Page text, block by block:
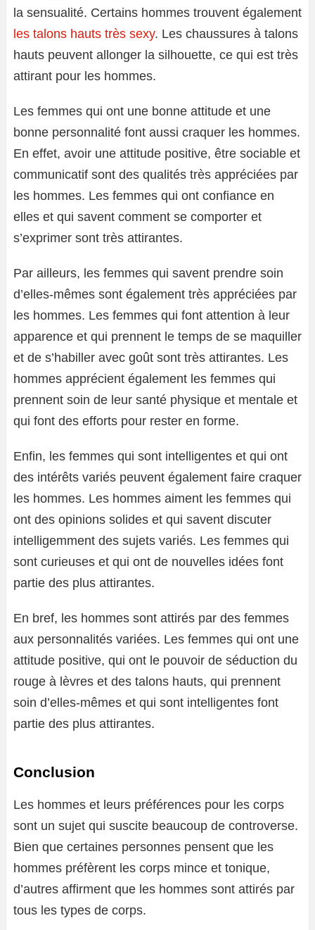
la sensualité. Certains hommes trouvent également
les talons hauts très sexy. Les chaussures à talons
hauts peuvent allonger la silhouette, ce qui est très
attirant pour les hommes.
Les femmes qui ont une bonne attitude et une
bonne personnalité font aussi craquer les hommes.
En effet, avoir une attitude positive, être sociable et
communicatif sont des qualités très appréciées par
les hommes. Les femmes qui ont confiance en
elles et qui savent comment se comporter et
s’exprimer sont très attirantes.
Par ailleurs, les femmes qui savent prendre soin
d’elles-mêmes sont également très appréciées par
les hommes. Les femmes qui font attention à leur
apparence et qui prennent le temps de se maquiller
et de s’habiller avec goût sont très attirantes. Les
hommes apprécient également les femmes qui
prennent soin de leur santé physique et mentale et
qui font des efforts pour rester en forme.
Enfin, les femmes qui sont intelligentes et qui ont
des intérêts variés peuvent également faire craquer
les hommes. Les hommes aiment les femmes qui
ont des opinions solides et qui savent discuter
intelligemment des sujets variés. Les femmes qui
sont curieuses et qui ont de nouvelles idées font
partie des plus attirantes.
En bref, les hommes sont attirés par des femmes
aux personnalités variées. Les femmes qui ont une
attitude positive, qui ont le pouvoir de séduction du
rouge à lèvres et des talons hauts, qui prennent
soin d’elles-mêmes et qui sont intelligentes font
partie des plus attirantes.
Conclusion
Les hommes et leurs préférences pour les corps
sont un sujet qui suscite beaucoup de controverse.
Bien que certaines personnes pensent que les
hommes préfèrent les corps mince et tonique,
d’autres affirment que les hommes sont attirés par
tous les types de corps.